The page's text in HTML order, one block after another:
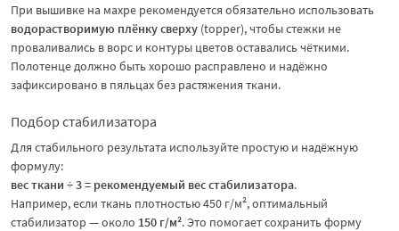
При вышивке на махре рекомендуется обязательно использовать
водорастворимую плёнку сверху (topper), чтобы стежки не
проваливались в ворс и контуры цветов оставались чёткими.
Полотенце должно быть хорошо расправлено и надёжно
зафиксировано в пяльцах без растяжения ткани.
Подбор стабилизатора
Для стабильного результата используйте простую и надёжную
формулу:
вес ткани ÷ 3 = рекомендуемый вес стабилизатора.
Например, если ткань плотностью 450 г/м², оптимальный
стабилизатор — около 150 г/м². Это помогает сохранить форму